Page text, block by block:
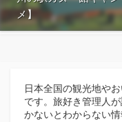
メ】
日本全国の観光地や
です。旅好き管理人
かないとわからない情